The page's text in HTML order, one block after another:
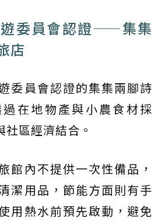
委員會認證——集集
店
委員會認證的集集兩腳詩
在地物產與小農食材採
區經濟結合。
館內不提供一次性備品，
潔用品，節能方面則有手
用熱水前預先啟動，避免